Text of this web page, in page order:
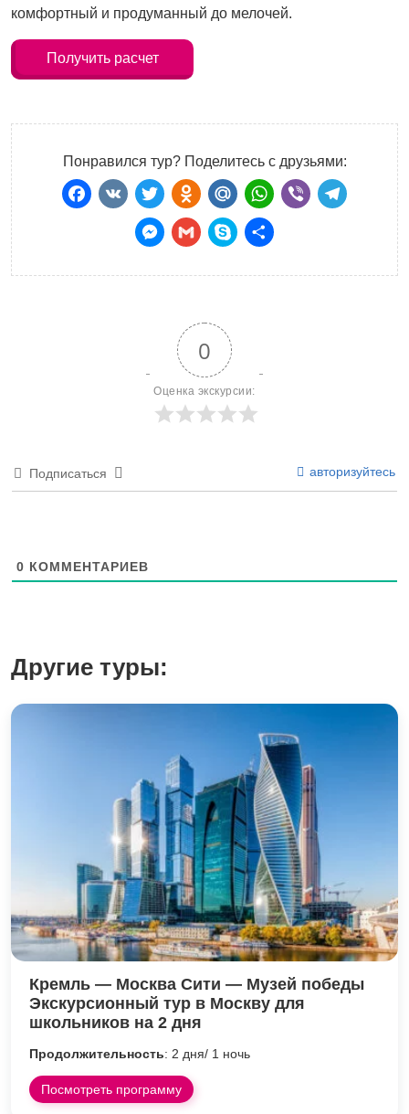
комфортный и продуманный до мелочей.
Получить расчет
Понравился тур? Поделитесь с друзьями:
Facebook
VKTwitter
Odnoklassniki
Mail.Ru
WhatsApp
Отправить
0
Оценка экскурсии:
Подписаться авторизуйтесь
0 КОММЕНТАРИЕВ
Другие туры:
Кремль — Москва Сити — Музей победы
Экскурсионный тур в Москву для
школьников на 2 дня
Продолжительность: 2 дня/ 1 ночь
Посмотреть программу